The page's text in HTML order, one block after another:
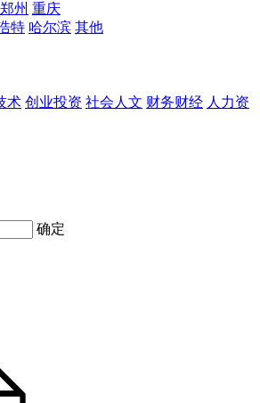
郑州 重庆
特 哈尔滨 其他
术 创业投资 社会人文 财务财经 人力资
确定